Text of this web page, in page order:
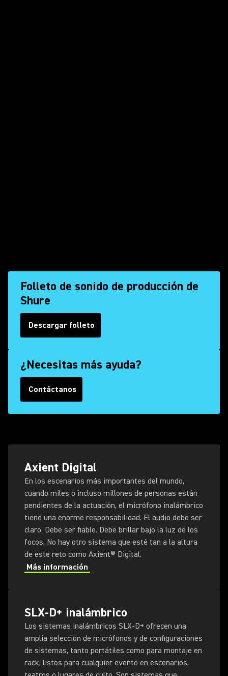
Folleto de sonido de producción de
Shure
Descargar folleto
(Opens in a new tab)
¿Necesitas más ayuda?
Contáctanos
(Opens in a new tab)
Axient Digital
En los escenarios más importantes del mundo,
cuando miles o incluso millones de personas están
pendientes de la actuación, el micrófono inalámbrico
tiene una enorme responsabilidad. El audio debe ser
claro. Debe ser fiable. Debe brillar bajo la luz de los
focos. No hay otro sistema que esté tan a la altura
de este reto como Axient® Digital.
Más información
SLX-D+ inalámbrico
Los sistemas inalámbricos SLX-D+ ofrecen una
amplia selección de micrófonos y de configuraciones
de sistemas, tanto portátiles como para montaje en
rack, listos para cualquier evento en escenarios,